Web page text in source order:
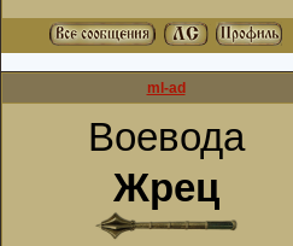
ml-ad
Воевода
Жрец